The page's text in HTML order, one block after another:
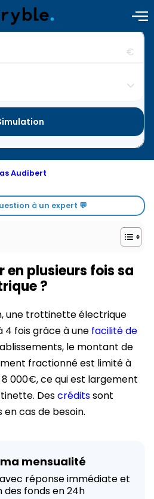
€
Audibert
à un expert 💬
en plusieurs fois sa
?
une trottinette électrique
4 fois grâce à une facilité de
le montant de
fractionné est limité à
000€, ce qui est largement
Descréditssont
cas de besoin.
mensualité
réponse immédiate et
fonds en 24h